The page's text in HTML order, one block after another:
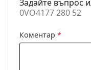
Разгледайте
ръководство за очила
нос:
Да
Задайте въпрос
0VO4177 280 52
Коментар *